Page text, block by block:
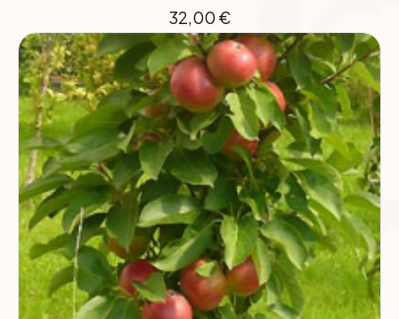
32,00 €